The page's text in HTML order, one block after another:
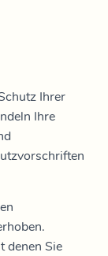
Ihrer
Ihre
denen Sie